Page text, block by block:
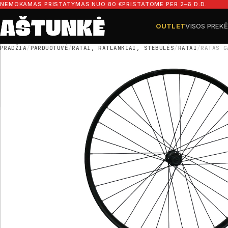
Pereiti prie turinio
NEMOKAMAS PRISTATYMAS NUO 80 €PRISTATOME PER 2–6 D.D.
OUTLETVISOS
Ieškoti dalių
Ieškoti
PRADŽIA/PARDUOTUVĖ/RATAI, RATLANKIAI, STEBULĖS/RATAI /RATAS